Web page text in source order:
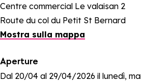
Centre commercial Le valaisan 2
Route du col du Petit St Bernard
Mostra sulla mappa
Aperture
Dal 20/04 al 29/04/2026 il lunedì,